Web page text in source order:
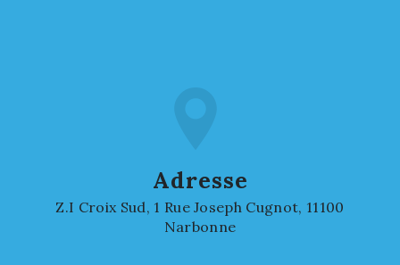
Adresse
Z.I Croix Sud, 1 Rue Joseph Cugnot, 11100
Narbonne